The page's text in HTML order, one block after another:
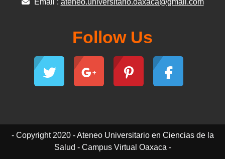
Email : ateneo.universitario.oaxaca@gmail.com
Follow Us
- Copyright 2020 - Ateneo Universitario en Ciencias de la
Salud - Campus Virtual Oaxaca -